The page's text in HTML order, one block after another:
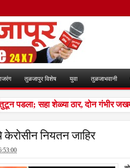
तुळजापुर विशेष युवा तुळजाभवानी
सहा शेळ्या ठार, दोन गंभीर
केरोसीन नियतन जाहिर